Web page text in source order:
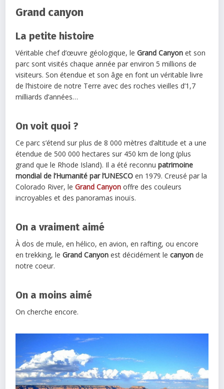
Grand canyon
La petite histoire
Véritable chef d’œuvre géologique, leGrand Canyon et son
parc sont visités chaque année par environ 5 millions de
visiteurs. Son étendue et son âge en font un véritable livre
de l’histoire de notre Terre avec des roches vieilles d’1,7
milliards d’années…
On voit quoi ?
Ce parc s’étend sur plus de 8 000 mètres d’altitude et a une
étendue de 500 000 hectares sur 450 km de long (plus
grand que le Rhode Island). Il a été reconnupatrimoine
mondial de l’Humanité par l’UNESCO en 1979. Creusé par la
Colorado River, leGrand Canyon offre des couleurs
incroyables et des panoramas inouïs.
On a vraiment aimé
À dos de mule, en hélico, en avion, en rafting, ou encore
en trekking, leGrand Canyon est décidément lecanyon de
notre coeur.
On a moins aimé
On cherche encore.